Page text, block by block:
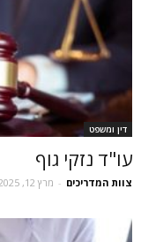
דין ומשפט
עו"ד נזקי גוף
צוות המדריכים - מרץ 12, 2025